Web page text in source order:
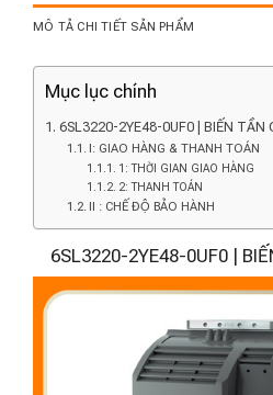
MÔ TẢ CHI TIẾT SẢN PHẨM
Mục lục chính
6SL3220-2YE48-0UF0 | BIẾN TẦN
I: GIAO HÀNG & THANH TOÁN
1: THỜI GIAN GIAO HÀNG
2: THANH TOÁN
II : CHẾ ĐỘ BẢO HÀNH
6SL3220-2YE48-0UF0 |